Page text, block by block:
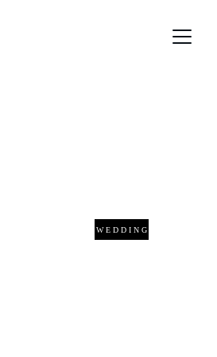
W E D D I N G